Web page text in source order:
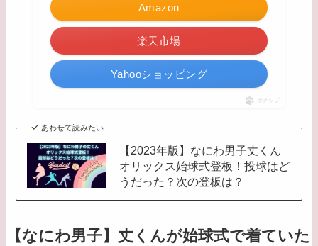
Amazon
楽天市場
Yahooショッピング
ポチップ
あわせて読みたい
【2023年版】なにわ男子丈くん
オリックス始球式登板！投球はど
うだった？次の登板は？
【なにわ男子】丈くんが始球式で着ていた